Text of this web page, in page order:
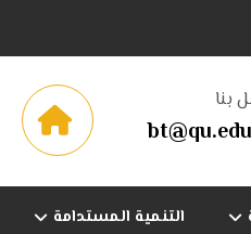
بنا
التنمية المستدامة